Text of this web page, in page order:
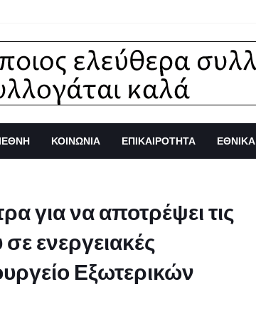
ΚΟΙΝΩΝΙΑ ΕΠΙΚΑΙΡΟΤΗΤΑ ΕΘΝΙΚΑ
για να αποτρέψει τις
ενεργειακές
Εξωτερικών